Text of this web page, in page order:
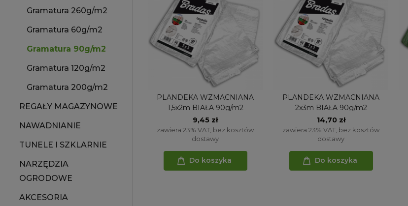
Gramatura 260g/m2
Gramatura 60g/m2
Gramatura 90g/m2
Gramatura 120g/m2
Gramatura 200g/m2
REGAŁY MAGAZYNOWE
NAWADNIANIE
TUNELE I SZKLARNIE
NARZĘDZIA
OGRODOWE
AKCESORIA
PLANDEKA WZMACNIANA
1,5x2m BIAŁA 90g/m2
9,45 zł
zawiera 23% VAT, bez kosztów
dostawy
Do koszyka
PLANDEKA WZMACNIANA
2x3m BIAŁA 90g/m2
14,70 zł
zawiera 23% VAT, bez kosztów
dostawy
Do koszyka